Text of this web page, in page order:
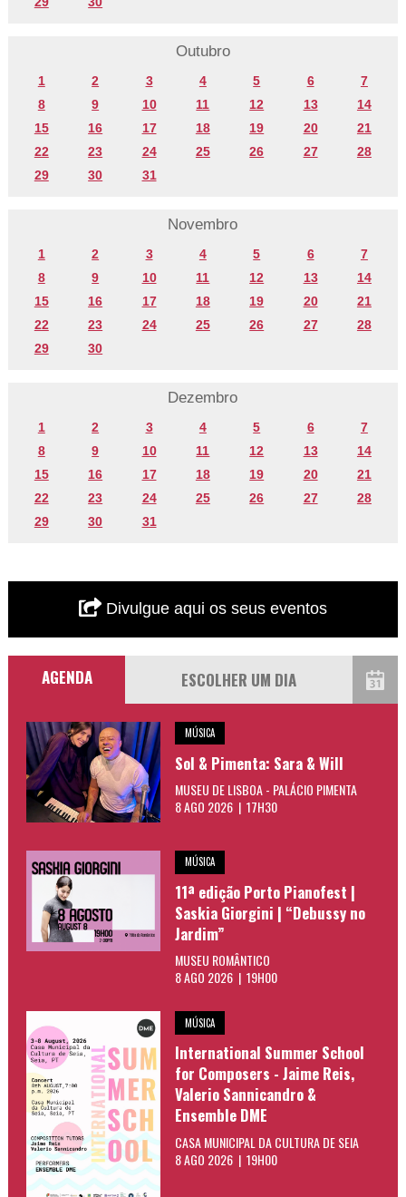
Outubro
1 2 3 4 5 6
7
8
9 10 11 12 13
14
15
16 17 18 19 20
21
22
23 24 25 26 27
28
29
30 31
Novembro
1 2 3 4 5 6
7
8
9 10 11 12 13
14
15
16 17 18 19 20
21
22
23 24 25 26 27
28
29
30
Dezembro
1 2 3 4 5 6
7
8
9 10 11 12 13
14
15
16 17 18 19 20
21
22
23 24 25 26 27
28
29
30 31
Divulgue aqui os seus eventos
AGENDA
MÚSICA
Sol & Pimenta: Sara & Will
MUSEU DE LISBOA - PALÁCIO PIMENTA
8 AGO 2026 | 17H30
MÚSICA
11ª edição Porto Pianofest |
Saskia Giorgini | “Debussy no
Jardim”
MUSEU ROMÂNTICO
8 AGO 2026 | 19H00
MÚSICA
International Summer School
for Composers - Jaime Reis,
Valerio Sannicandro &
Ensemble DME
CASA MUNICIPAL DA CULTURA DE SEIA
8 AGO 2026 | 19H00